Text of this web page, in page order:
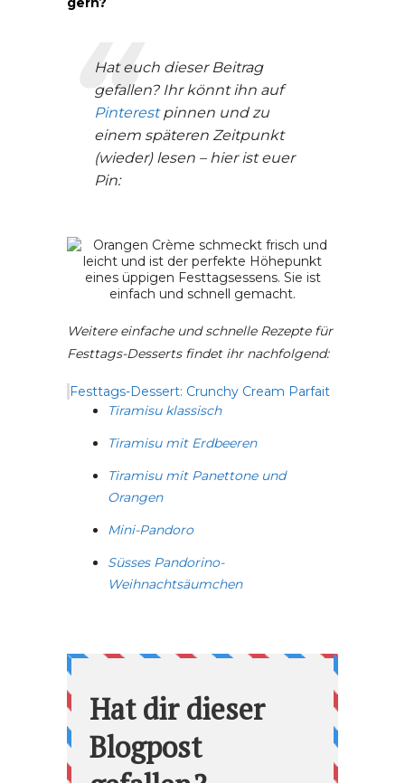
Hat euch dieser Beitrag
gefallen? Ihr könnt ihn auf
Pinterestpinnen und zu
einem späteren Zeitpunkt
(wieder) lesen – hier ist euer
Pin:
Weitere einfache und schnelle Rezepte für
Festtags-Desserts findet ihr nachfolgend:
Festtags-Dessert: Crunchy Cream Parfait
Tiramisu klassisch
Tiramisu mit Erdbeeren
Tiramisu mit Panettone und
Orangen
Mini-Pandoro
Süsses Pandorino-
Weihnachtsäumchen